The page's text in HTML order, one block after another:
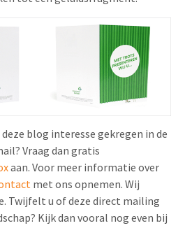
blog interesse gekregen in de
Vraag dan gratis
aan. Voor meer informatie over
met ons opnemen. Wij
Twijfelt u of deze direct mailing
Kijk dan vooral nog even bij